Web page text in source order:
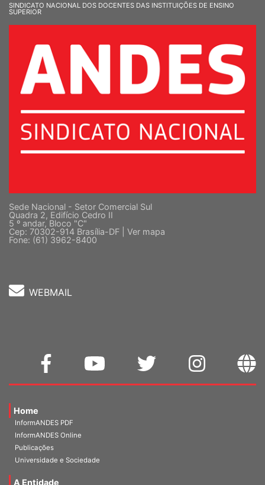
SINDICATO NACIONAL DOS DOCENTES DAS INSTITUIÇÕES DE ENSINO
SUPERIOR
Sede Nacional - Setor Comercial Sul
Quadra 2, Edifício Cedro II
5 º andar, Bloco "C"
Cep: 70302-914 Brasília-DF | Ver mapa
Fone: (61) 3962-8400
WEBMAIL
Home
InformANDES PDF
InformANDES Online
Publicações
Universidade e Sociedade
A Entidade